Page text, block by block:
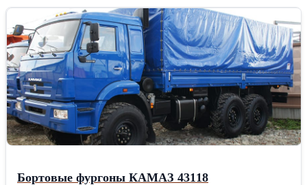
Поставщика.Производитель: Shaanxi Страна: Китайские
Грузоподъёмность: 25 тонн Вид топлива: Дизельные Количество
осей: Трехосные Размер: Большие
Бортовые фургоны КАМАЗ 43118